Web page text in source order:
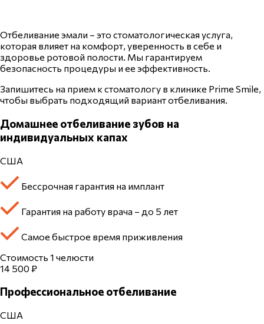
Отбеливание эмали – это стоматологическая услуга,
которая влияет на комфорт, уверенность в себе и
здоровье ротовой полости. Мы гарантируем
безопасность процедуры и ее эффективность.
Запишитесь на прием к стоматологу в клинике Prime Smile,
чтобы выбрать подходящий вариант отбеливания.
Домашнее отбеливание зубов на
индивидуальных капах
США
Бессрочная гарантия на имплант
Гарантия на работу врача – до 5 лет
Самое быстрое время приживления
Стоимость 1 челюсти
14 500 ₽
Профессиональное отбеливание
США